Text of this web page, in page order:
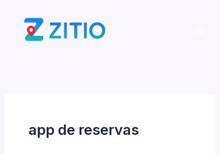
contenido
app de reservas